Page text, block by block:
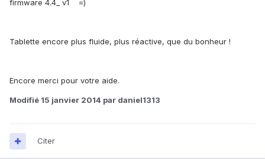
firmware 4.4_ v1 =)
Tablette encore plus fluide, plus réactive, que du bonheur !
Encore merci pour votre aide.
Modifié 15 janvier 2014 par daniel1313
Citer